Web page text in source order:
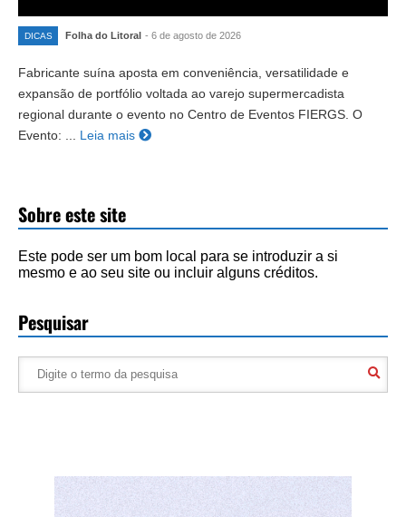
DICAS Folha do Litoral - 6 de agosto de 2026
Fabricante suína aposta em conveniência, versatilidade e
expansão de portfólio voltada ao varejo supermercadista
regional durante o evento no Centro de Eventos FIERGS. O
Evento: ...
Leia mais
Sobre este site
Este pode ser um bom local para se introduzir a si
mesmo e ao seu site ou incluir alguns créditos.
Pesquisar